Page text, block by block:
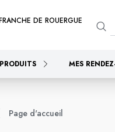
DE ROUERGUE
MES
Page d'accueil